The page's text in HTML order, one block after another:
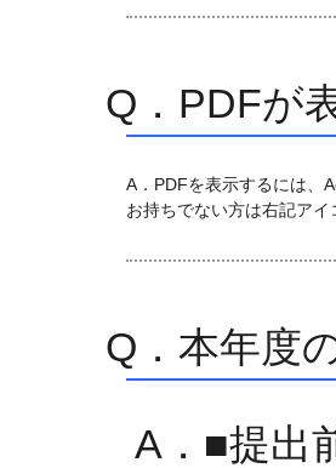
Q．PDFが
A．PDFを表示するには、
お持ちでない方は右記ア
Q．本年度
A．■提出